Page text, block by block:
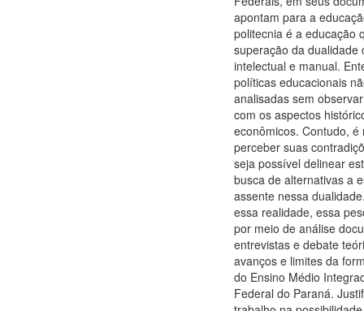
apontam para a
politecnia é a educação
superação da dualidade
intelectual e manual.
políticas educacionais
analisadas sem
com os aspectos
econômicos. Contudo, é
perceber suas
seja possível delinear
busca de alternativas a
assente nessa
essa realidade, essa
por meio de análise
entrevistas e debate
avanços e limites da
do Ensino Médio
Federal do Paraná.